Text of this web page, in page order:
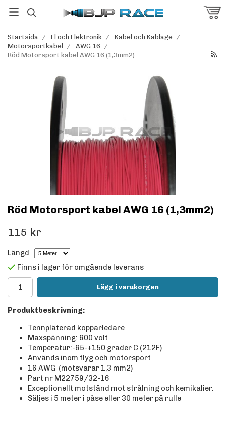
Startsida / El och Elektronik / Kabel och Kablage /
Motorsportkabel
/ AWG 16 /
Röd Motorsport kabel AWG 16 (1,3mm2)
Röd Motorsport kabel AWG 16 (1,3mm2)
115 kr
Längd
Finns i lager för omgående leverans
Lägg i varukorgen
Produktbeskrivning:
Tennpläterad kopparledare
Maxspänning: 600 volt
Temperatur:-65-+150 grader C (212F)
Används inom flyg och motorsport
16 AWG (motsvarar 1,3 mm2)
Part nr M22759/32-16
Exceptionellt motstånd mot strålning och kemikalier.
Säljes i 5 meter i påse eller 30 meter på rulle